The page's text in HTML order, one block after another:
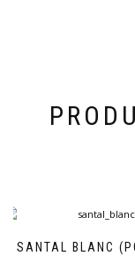
SANTAL BLANC